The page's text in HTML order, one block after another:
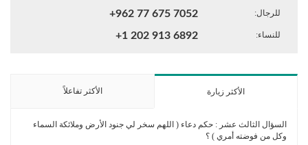
للرجال: +962 77 675 7052
للنساء: +1 202 913 6892
الأكثر زيارة الأكثر تفاعلاً
السؤال الثالث عشر : حكم دعاء ( اللهم سخر لي جنود الأرض وملائكة السماء
وكل من فوضته أمري ) ؟